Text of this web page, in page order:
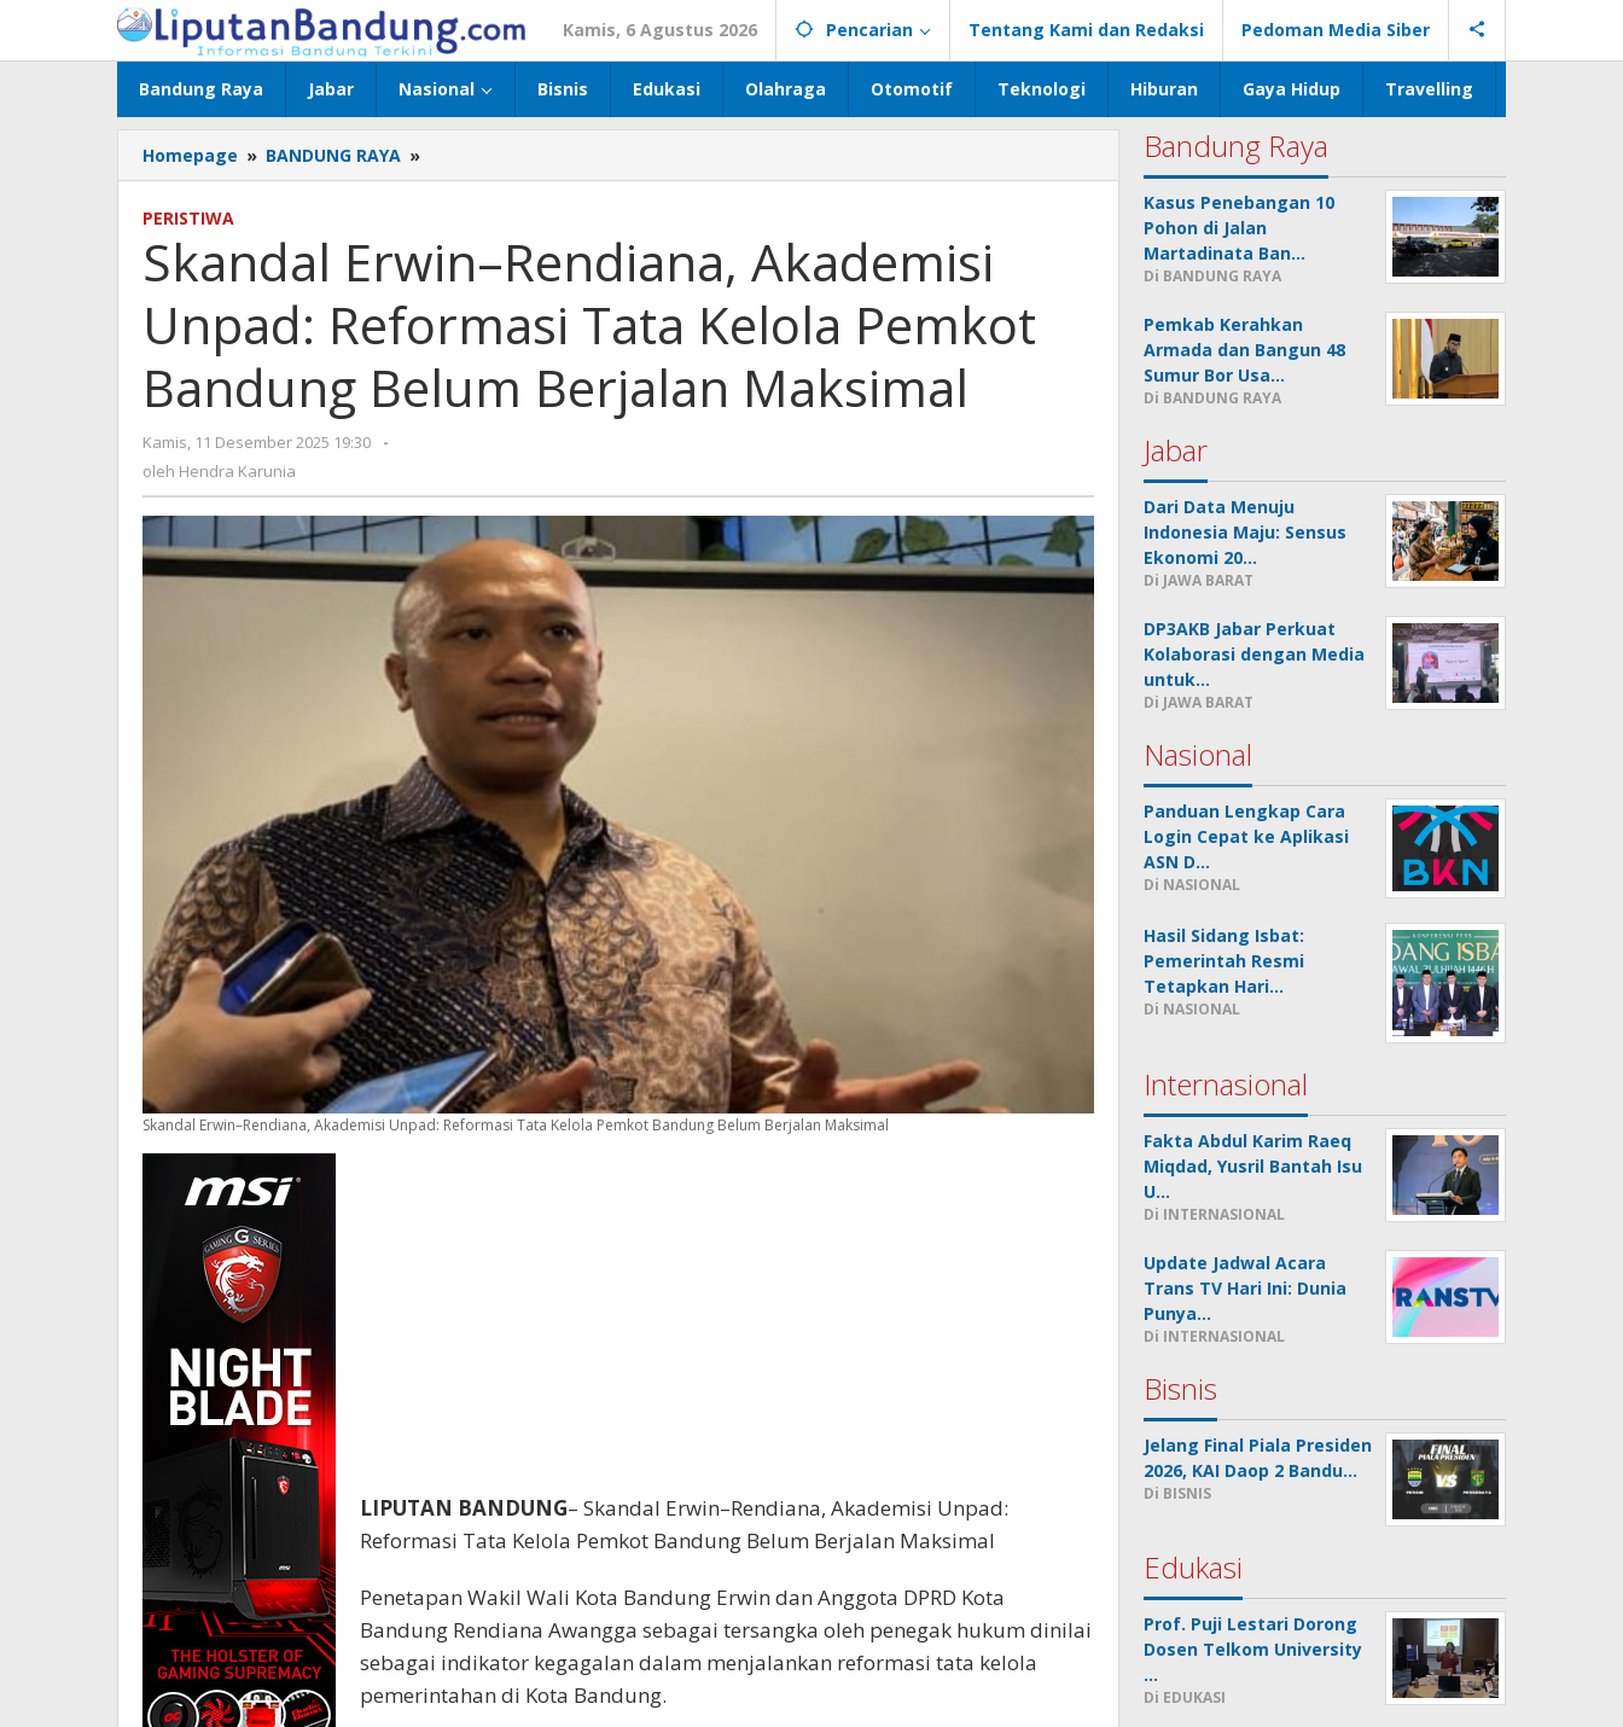
konten
Kamis, 6 Agustus 2026 Pencarian Tentang Kami dan Redaksi Pedoman Media Siber
Bandung Raya Jabar Nasional Bisnis Edukasi Olahraga Otomotif Teknologi Hiburan Gaya Hidup Travelling
Homepage » BANDUNG RAYA »
Erwin–
Unpad:
Reformasi
Kelola
Bandung
Belum
PERISTIWA
Skandal Erwin–Rendiana, Akademisi
Unpad: Reformasi Tata Kelola Pemkot
Bandung Belum Berjalan Maksimal
Kamis, 11 Desember 2025 19:30
oleh
-
oleh Hendra Karunia
Skandal Erwin–Rendiana, Akademisi Unpad: Reformasi Tata Kelola Pemkot Bandung Belum Berjalan Maksimal
LIPUTAN BANDUNG– Skandal Erwin–Rendiana, Akademisi Unpad:
Reformasi Tata Kelola Pemkot Bandung Belum Berjalan Maksimal
Penetapan Wakil Wali Kota Bandung Erwin dan Anggota DPRD Kota
Bandung Rendiana Awangga sebagai tersangka oleh penegak hukum dinilai
sebagai indikator kegagalan dalam menjalankan reformasi tata kelola
pemerintahan di Kota Bandung.
Bandung Raya
Kasus Penebangan 10
Pohon di Jalan
Martadinata Ban…
Di BANDUNG RAYA
Pemkab Kerahkan
Armada dan Bangun 48
Sumur Bor Usa…
Di BANDUNG RAYA
Jabar
Dari Data Menuju
Indonesia Maju: Sensus
Ekonomi 20…
Di JAWA BARAT
DP3AKB Jabar Perkuat
Kolaborasi dengan Media
untuk…
Di JAWA BARAT
Nasional
Panduan Lengkap Cara
Login Cepat ke Aplikasi
ASN D…
Di NASIONAL
Hasil Sidang Isbat:
Pemerintah Resmi
Tetapkan Hari…
Di NASIONAL
Internasional
Fakta Abdul Karim Raeq
Miqdad, Yusril Bantah Isu
U…
Di INTERNASIONAL
Update Jadwal Acara
Trans TV Hari Ini: Dunia
Punya…
Di INTERNASIONAL
Bisnis
Jelang Final Piala Presiden
2026, KAI Daop 2 Bandu…
Di BISNIS
Edukasi
Prof. Puji Lestari Dorong
Dosen Telkom University
…
Di EDUKASI